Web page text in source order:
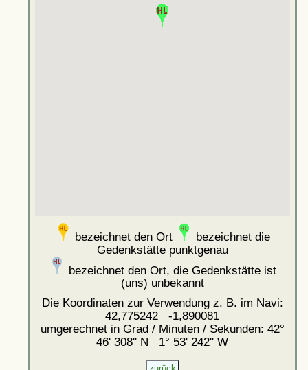
bezeichnet den Ort
bezeichnet die
Gedenkstätte punktgenau
bezeichnet den Ort, die Gedenkstätte ist
(uns) unbekannt
Die Koordinaten zur Verwendung z. B. im Navi:
42,775242 -1,890081
umgerechnet in Grad / Minuten / Sekunden: 42°
46' 308'' N 1° 53' 242'' W